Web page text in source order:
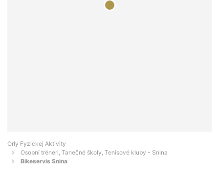
Orly Fyzickej Aktivity
Osobní tréneri, Tanečné školy, Tenisové kluby - Snina
Bikeservis Snina